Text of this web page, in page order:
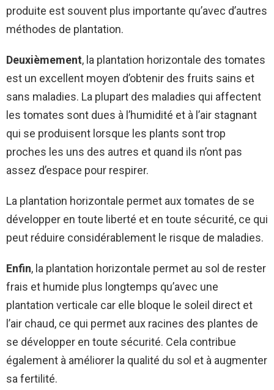
produite est souvent plus importante qu’avec d’autres
méthodes de plantation.
Deuxièmement, la plantation horizontale des tomates
est un excellent moyen d’obtenir des fruits sains et
sans maladies. La plupart des maladies qui affectent
les tomates sont dues à l’humidité et à l’air stagnant
qui se produisent lorsque les plants sont trop
proches les uns des autres et quand ils n’ont pas
assez d’espace pour respirer.
La plantation horizontale permet aux tomates de se
développer en toute liberté et en toute sécurité, ce qui
peut réduire considérablement le risque de maladies.
Enfin, la plantation horizontale permet au sol de rester
frais et humide plus longtemps qu’avec une
plantation verticale car elle bloque le soleil direct et
l’air chaud, ce qui permet aux racines des plantes de
se développer en toute sécurité. Cela contribue
également à améliorer la qualité du sol et à augmenter
sa fertilité.